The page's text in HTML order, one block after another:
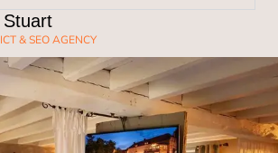
Stuart
& SEO AGENCY